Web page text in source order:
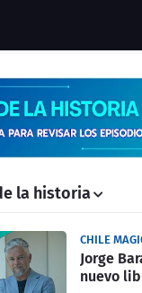
la historia
CHILE
Jorge
nuevo